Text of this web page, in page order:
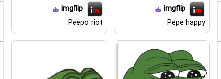
imgflip
Pepe happy
imgflip
Peepo riot